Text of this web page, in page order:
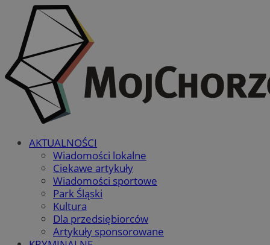
AKTUALNOŚCI
Wiadomości lokalne
Ciekawe artykuły
Wiadomości sportowe
Park Śląski
Kultura
Dla przedsiębiorców
Artykuły sponsorowane